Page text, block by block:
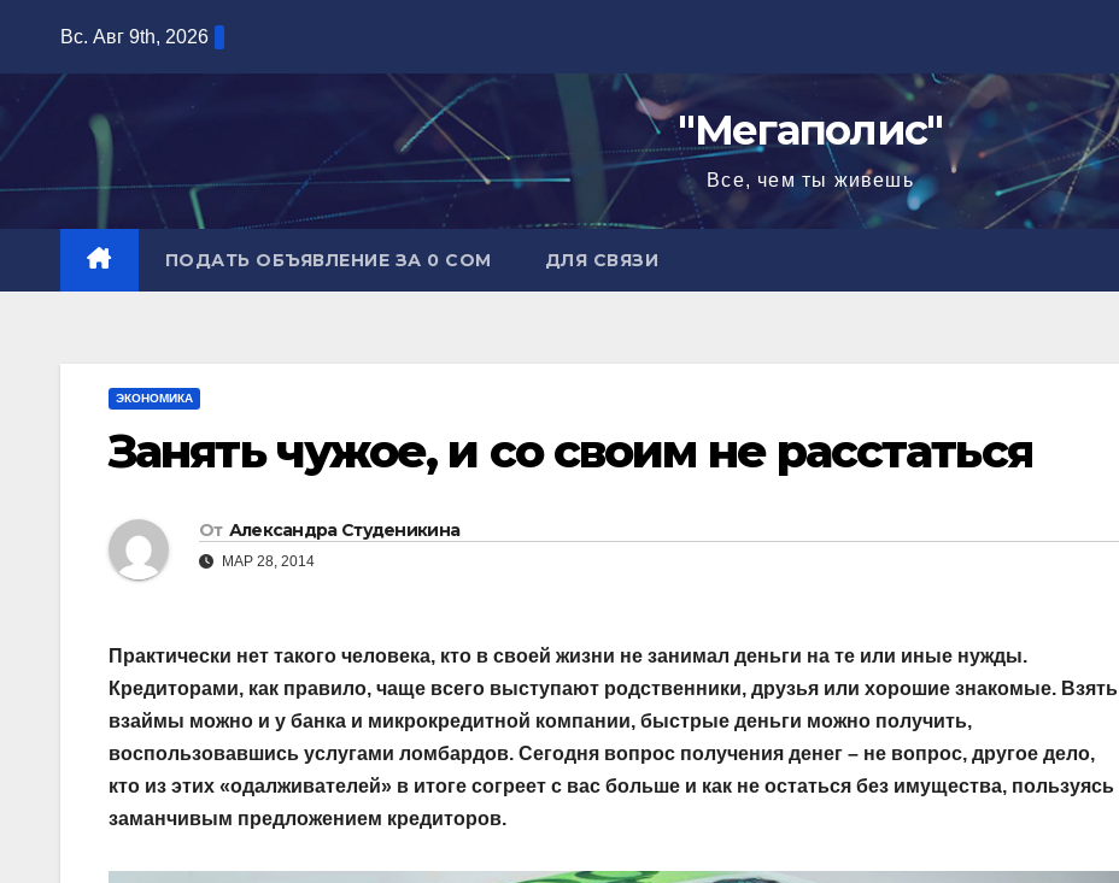
содержимому
Вс. Авг 9th, 2026
"Мегаполис"
Все, чем ты живешь
ПОДАТЬ ОБЪЯВЛЕНИЕ ЗА 0 СОМ ДЛЯ СВЯЗИ
ЭКОНОМИКА
Занять чужое, и со своим не расстаться
От Александра Студеникина
МАР 28, 2014
Практически нет такого человека, кто в своей жизни не занимал деньги на те или иные нужды.
Кредиторами, как правило, чаще всего выступают родственники, друзья или хорошие знакомые. Взять
взаймы можно и у банка и микрокредитной компании, быстрые деньги можно получить,
воспользовавшись услугами ломбардов. Сегодня вопрос получения денег – не вопрос, другое дело,
кто из этих «одалживателей» в итоге согреет с вас больше и как не остаться без имущества, пользуясь
заманчивым предложением кредиторов.